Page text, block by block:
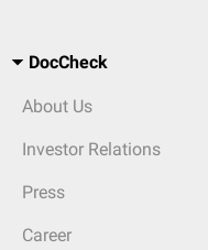
DocCheck
About Us
Investor Relations
Press
Career